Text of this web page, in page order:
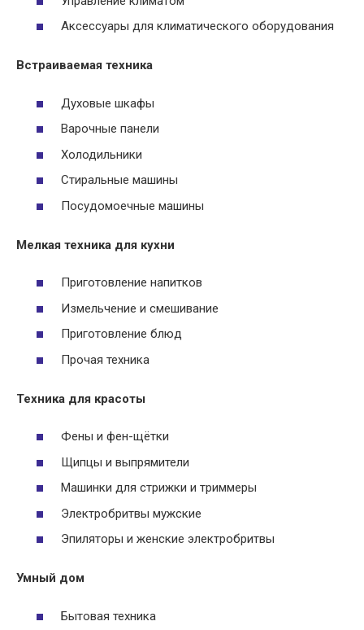
Аксессуары для климатического оборудования
Встраиваемая техника
Духовые шкафы
Варочные панели
Холодильники
Стиральные машины
Посудомоечные машины
Мелкая техника для кухни
Приготовление напитков
Измельчение и смешивание
Приготовление блюд
Прочая техника
Техника для красоты
Фены и фен-щётки
Щипцы и выпрямители
Машинки для стрижки и триммеры
Электробритвы мужские
Эпиляторы и женские электробритвы
Умный дом
Бытовая техника